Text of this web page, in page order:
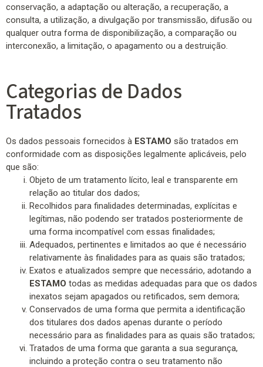
conservação, a adaptação ou alteração, a recuperação, a
consulta, a utilização, a divulgação por transmissão, difusão ou
qualquer outra forma de disponibilização, a comparação ou
interconexão, a limitação, o apagamento ou a destruição.
Categorias de Dados
Tratados
Os dados pessoais fornecidos à ESTAMO são tratados em
conformidade com as disposições legalmente aplicáveis, pelo
que são:
Objeto de um tratamento lícito, leal e transparente em
relação ao titular dos dados;
Recolhidos para finalidades determinadas, explícitas e
legítimas, não podendo ser tratados posteriormente de
uma forma incompatível com essas finalidades;
Adequados, pertinentes e limitados ao que é necessário
relativamente às finalidades para as quais são tratados;
Exatos e atualizados sempre que necessário, adotando a
ESTAMO todas as medidas adequadas para que os dados
inexatos sejam apagados ou retificados, sem demora;
Conservados de uma forma que permita a identificação
dos titulares dos dados apenas durante o período
necessário para as finalidades para as quais são tratados;
Tratados de uma forma que garanta a sua segurança,
incluindo a proteção contra o seu tratamento não